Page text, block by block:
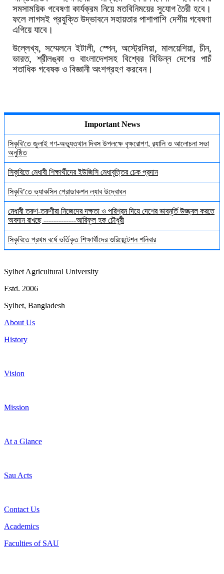
সমসাময়িক গবেষণা কার্যক্রম নিয়ে মতবিনিময়ের সুযোগ তৈরী হবে।
ফলে লাগসই প্রযুক্তি উদ্ভাবনে সহায়তার পাশাপাশি দেশীয় গবেষণা
এগিয়ে যাবে।
উল্লেখ্য, সম্মেলনে ইটালী, স্পেন, অস্ট্রেলিয়া, মালয়েশিয়া, চীন,
ভারত, শ্রীলঙ্কা ও বাংলাদেশসহ বিশ্বের বিভিন্ন দেশের পাচঁ
শতাধিক গবেষক ও বিজ্ঞানী অংশগ্রহণ করবেন।
Important News
সিকৃবি'তে জুলাই গণ-অভ্যুত্থান দিবস উপলক্ষে বৃক্ষরোপণ, র‍্যালি ও আলোচনা সভা
অনুষ্ঠিত
সিকৃবিতে মেধাবী শিক্ষার্থীদের ইউজিসি মেধাবৃত্তির চেক প্রদান
সিকৃবি’তে ভ্যাকসিন প্রোডাকশন ল্যাব উদ্বোধন
মেধাবী তরুণ-তরুণীরা নিজেদের দক্ষতা ও পরিশ্রম দিয়ে দেশের ভাবমূর্তি উজ্জ্বল করতে
অবদান রাখছে -------------আরিফুল হক চৌধুরী
সিকৃবিতে প্রথম বর্ষে ভর্তিকৃত শিক্ষার্থীদের ওরিয়েন্টেশন শনিবার
Sylhet Agricultural University
Estd. 2006
Sylhet, Bangladesh
About Us
History
Vision
Mission
At a Glance
Sau Acts
Contact Us
Academics
Faculties of SAU